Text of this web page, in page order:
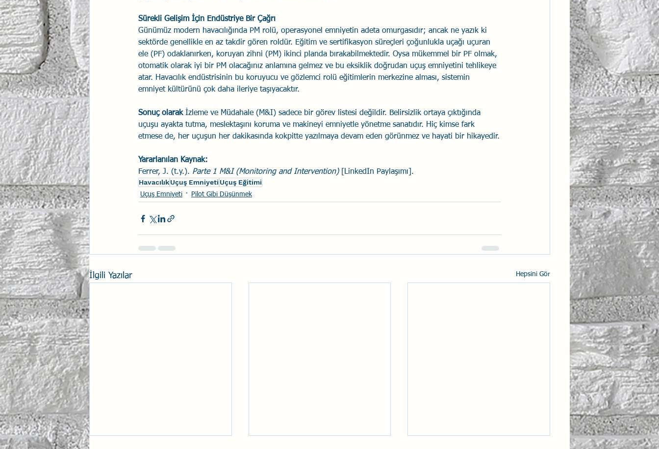
Sürekli Gelişim İçin Endüstriye Bir Çağrı
Günümüz modern havacılığında PM rolü, operasyonel emniyetin adeta omurgasıdır; ancak ne yazık ki
sektörde genellikle en az takdir gören roldür. Eğitim ve sertifikasyon süreçleri çoğunlukla uçağı uçuran
ele (PF) odaklanırken, koruyan zihni (PM) ikinci planda bırakabilmektedir. Oysa mükemmel bir PF olmak,
otomatik olarak iyi bir PM olacağınız anlamına gelmez ve bu eksiklik doğrudan uçuş emniyetini tehlikeye
atar. Havacılık endüstrisinin bu koruyucu ve gözlemci rolü eğitimlerin merkezine alması, sistemin
emniyet kültürünü çok daha ileriye taşıyacaktır.
Sonuç olarak İzleme ve Müdahale (M&I) sadece bir görev listesi değildir. Belirsizlik ortaya çıktığında
uçuşu ayakta tutma, meslektaşını koruma ve makineyi emniyetle yönetme sanatıdır. Hiç kimse fark
etmese de, her uçuşun her dakikasında kokpitte yazılmaya devam eden görünmez ve hayati bir hikayedir.
Yararlanılan Kaynak:
Ferrer, J. (t.y.). Parte 1 M&I (Monitoring and Intervention) [LinkedIn Paylaşımı].
HavacılıkUçuş Emniyeti Uçuş Eğitimi
Uçuş Emniyeti Pilot Gibi Düşünmek
İlgili Yazılar Hepsini Gör